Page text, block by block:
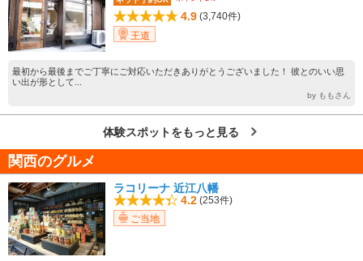
4.9 (3,740件)
王道
最初から最後までご丁寧にご対応いただきありがとうございました！ 彼とのいい思
い出が形として...
by ももさん
体験スポットをもっと見る
関西のグルメ
ラコリーナ 近江八幡
4.2 (253件)
ご当地